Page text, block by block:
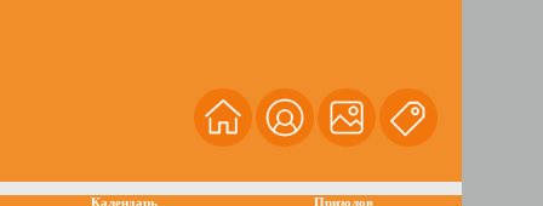
Календарь Призолов